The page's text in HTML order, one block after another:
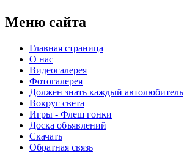
Меню сайта
Главная страница
О нас
Видеогалерея
Фотогалерея
Должен знать каждый автолюбитель
Вокруг света
Игры - Флеш гонки
Доска объявлений
Скачать
Обратная связь